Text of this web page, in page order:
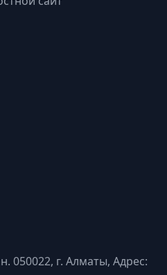
050022, г. Алматы, Адрес: